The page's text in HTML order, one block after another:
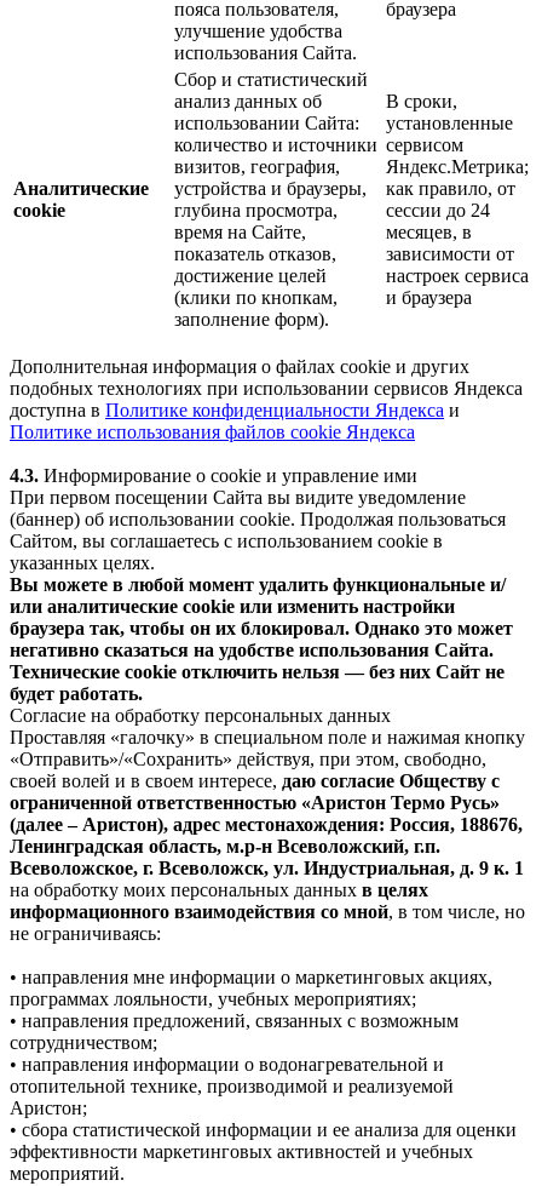
пояса пользователя,
улучшение удобства
использования Сайта.
браузера
Аналитические
cookie
Сбор и статистический
анализ данных об
использовании Сайта:
количество и источники
визитов, география,
устройства и браузеры,
глубина просмотра,
время на Сайте,
показатель отказов,
достижение целей
(клики по кнопкам,
заполнение форм).
В сроки,
установленные
сервисом
Яндекс.Метрика;
как правило, от
сессии до 24
месяцев, в
зависимости от
настроек сервиса
и браузера
Дополнительная информация о файлах cookie и других
подобных технологиях при использовании сервисов Яндекса
доступна в Политике конфиденциальности Яндекса и
Политике использования файлов cookie Яндекса
4.3. Информирование о cookie и управление ими
При первом посещении Сайта вы видите уведомление
(баннер) об использовании cookie. Продолжая пользоваться
Сайтом, вы соглашаетесь с использованием cookie в
указанных целях.
Вы можете в любой момент удалить функциональные и/
или аналитические cookie или изменить настройки
браузера так, чтобы он их блокировал. Однако это может
негативно сказаться на удобстве использования Сайта.
Технические cookie отключить нельзя — без них Сайт не
будет работать.
Согласие на обработку персональных данных
Проставляя «галочку» в специальном поле и нажимая кнопку
«Отправить»/«Сохранить» действуя, при этом, свободно,
своей волей и в своем интересе, даю согласие Обществу с
ограниченной ответственностью «Аристон Термо Русь»
(далее – Аристон), адрес местонахождения: Россия, 188676,
Ленинградская область, м.р-н Всеволожский, г.п.
Всеволожское, г. Всеволожск, ул. Индустриальная, д. 9 к. 1
на обработку моих персональных данных в целях
информационного взаимодействия со мной, в том числе, но
не ограничиваясь:
• направления мне информации о маркетинговых акциях,
программах лояльности, учебных мероприятиях;
• направления предложений, связанных с возможным
сотрудничеством;
• направления информации о водонагревательной и
отопительной технике, производимой и реализуемой
Аристон;
• сбора статистической информации и ее анализа для оценки
эффективности маркетинговых активностей и учебных
мероприятий.